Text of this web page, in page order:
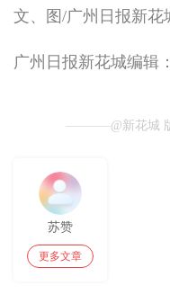
文、图/广州日报新
广州日报新花城编辑
@新花城
苏赞
更多文章